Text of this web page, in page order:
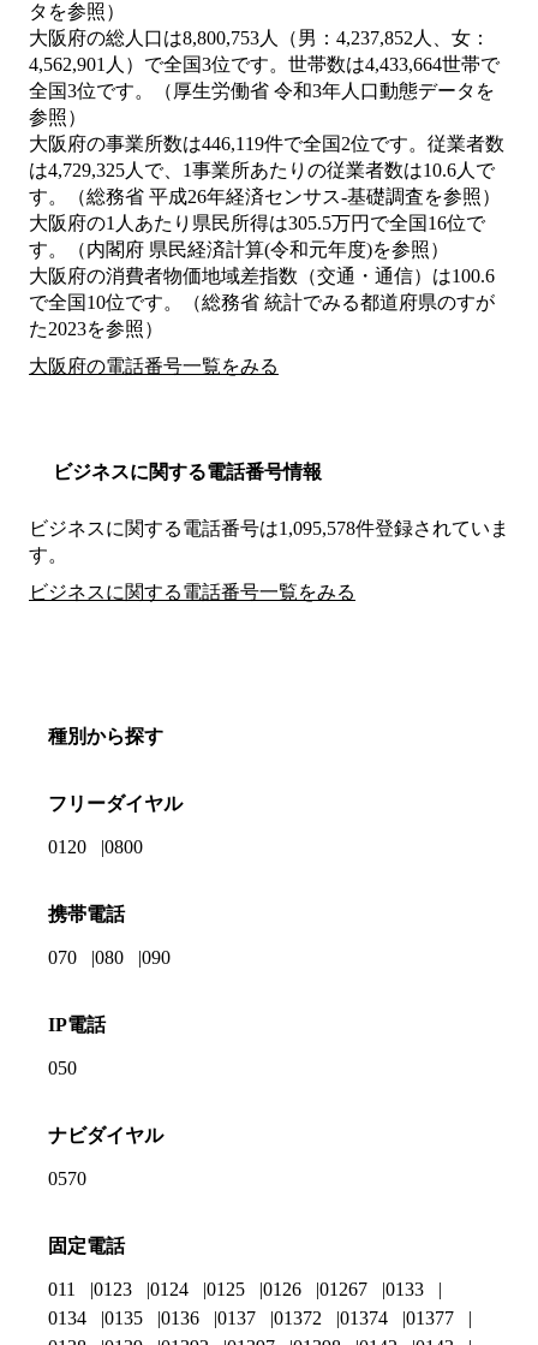
タを参照）
大阪府の総人口は8,800,753人（男：4,237,852人、女：
4,562,901人）で全国3位です。世帯数は4,433,664世帯で
全国3位です。（厚生労働省 令和3年人口動態データを
参照）
大阪府の事業所数は446,119件で全国2位です。従業者数
は4,729,325人で、1事業所あたりの従業者数は10.6人で
す。（総務省 平成26年経済センサス‐基礎調査を参照）
大阪府の1人あたり県民所得は305.5万円で全国16位で
す。（内閣府 県民経済計算(令和元年度)を参照）
大阪府の消費者物価地域差指数（交通・通信）は100.6
で全国10位です。（総務省 統計でみる都道府県のすが
た2023を参照）
大阪府の電話番号一覧をみる
ビジネスに関する電話番号情報
ビジネスに関する電話番号は1,095,578件登録されていま
す。
ビジネスに関する電話番号一覧をみる
種別から探す
フリーダイヤル
0120 0800
携帯電話
070 080 090
IP電話
050
ナビダイヤル
0570
固定電話
011 0123 0124 0125 0126 01267
0133
0134
0135 0136 0137 01372 01374
01377